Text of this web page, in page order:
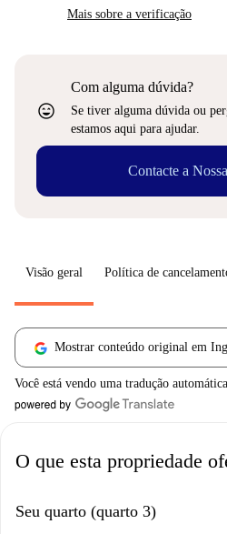
Mais sobre a verificação
sentiment_very_satisfied
Com alguma dúvida?
Se tiver alguma dúvida ou
estamos aqui para ajudar.
Contacte a
Visão geral Política de
Mostrar conteúdo original em
Você está vendo uma tradução
O que esta propriedade
Seu quarto (quarto 3)